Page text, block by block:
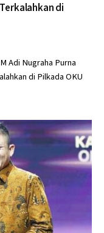
di
Adi Nugraha Purna
di Pilkada OKU